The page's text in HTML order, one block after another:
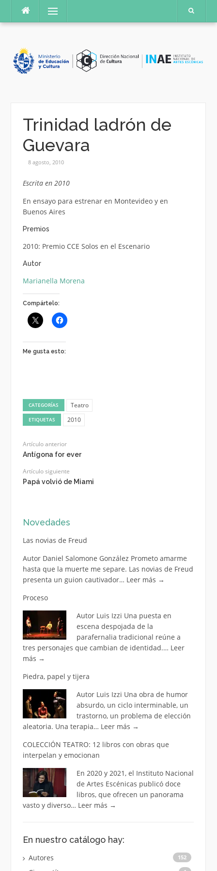
contenido
Menú
Trinidad ladrón de
Guevara
8 agosto, 2010
Escrita en 2010
En ensayo para estrenar en Montevideo y en
Buenos Aires
Premios
2010: Premio CCE Solos en el Escenario
Autor
Marianella Morena
Compártelo:
Me gusta esto:
CATEGORÍAS Teatro
ETIQUETAS 2010
Artículo anterior
Antígona for ever
Artículo siguiente
Papá volvió de Miami
Novedades
Las novias de Freud
Autor Daniel Salomone González Prometo amarme
hasta que la muerte me separe. Las novias de Freud
presenta un guion cautivador… Leer más →
Proceso
Autor Luis Izzi Una puesta en
escena despojada de la
parafernalia tradicional reúne a
tres personajes que cambian de identidad.… Leer
más →
Piedra, papel y tijera
Autor Luis Izzi Una obra de humor
absurdo, un ciclo interminable, un
trastorno, un problema de elección
aleatoria. Una terapia… Leer más →
COLECCIÓN TEATRO: 12 libros con obras que
interpelan y emocionan
En 2020 y 2021, el Instituto Nacional
de Artes Escénicas publicó doce
libros, que ofrecen un panorama
vasto y diverso… Leer más →
En nuestro catálogo hay:
Autores 152